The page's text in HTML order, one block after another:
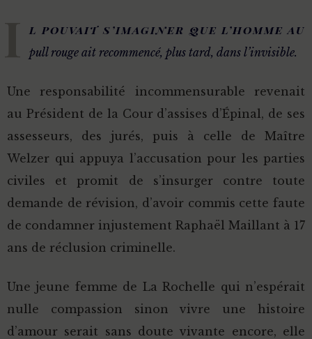
l pouvait s’imaginer que l’homme au
pull rouge ait recommencé, plus tard, dans l’invisible.
Une responsabilité incommensurable revenait
au Président de la Cour d’assises d’Épinal, de ses
assesseurs, des jurés, puis à celle de Maître
Welzer qui appuya l’accusation pour les parties
civiles et promit de s’insurger contre toute
demande de révision, d’avoir commis cette faute
de condamner injustement Raphaël Maillant à 17
ans de réclusion criminelle.
Une jeune femme de La Rochelle qui n’espérait
nulle compassion sinon vivre une histoire
d’amour serait sans doute vivante encore, elle